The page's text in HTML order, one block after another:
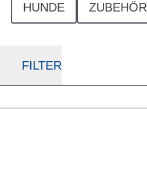
HUNDE ZUBEHÖR
FILTER